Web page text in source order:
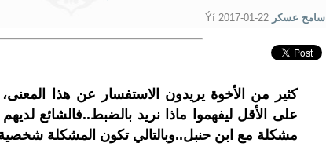
سامح عسكر Ýí 2017-01-22
كثير من الأخوة يريدون الاستفسار عن هذا
على الأقل ليفهموا ماذا نريد بالضبط..فالشائع لديهم
مشكلة مع ابن حنبل..وبالتالي تكون المشكلة